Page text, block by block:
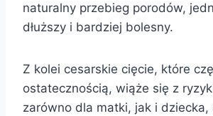
naturalny przebieg porodów,
dłuższy i bardziej bolesny.
Z kolei cesarskie cięcie, które
ostatecznością, wiąże się z
zarówno dla matki, jak i dziecka,